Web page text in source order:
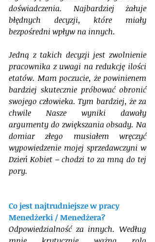
doświadczenia. Najbardziej żałuje
błędnych decyzji, które miały
bezpośredni wpływ na innych.
Jedną z takich decyzji jest zwolnienie
pracownika z uwagi na redukcję ilości
etatów. Mam poczucie, że powinienem
bardziej skutecznie próbować obronić
swojego człowieka. Tym bardziej, że za
chwile Nasze wyniki dawały
argumenty do zwiększania obsady. Na
domiar złego musiałem wręczyć
wypowiedzenie mojej sprzedawczyni w
Dzień Kobiet – chodzi to za mną do tej
pory.
Co jest najtrudniejsze w pracy
Menedżerki / Menedżera?
Odpowiedzialność za innych. Według